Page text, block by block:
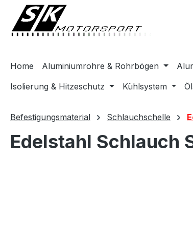
Zur Hauptnavigation springen
Home Aluminiumrohre & Rohrbögen
Isolierung & Hitzeschutz
Kühlsystem
Befestigungsmaterial Schlauchschelle
Edelstahl Schlauch